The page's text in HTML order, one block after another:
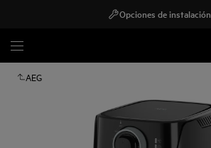
Opciones de instalación
AEG